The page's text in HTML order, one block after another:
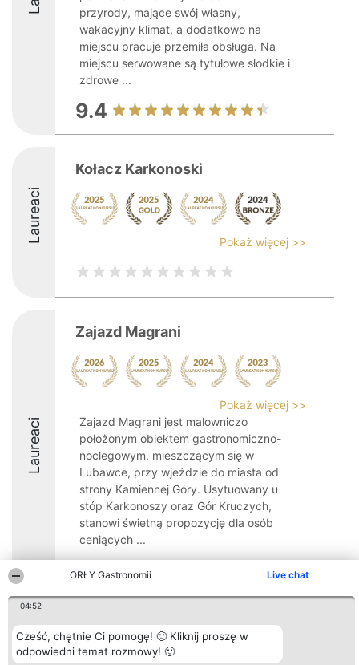
ORŁY Gastronomii Live chat
04:52
Cześć, chętnie Ci pomogę! 🙂 Kliknij proszę w
odpowiedni temat rozmowy! 🙂
przyrody, mające swój własny,
wakacyjny klimat, a dodatkowo na
miejscu pracuje przemiła obsługa. Na
miejscu serwowane są tytułowe słodkie i
zdrowe ...
9.4
Laureaci
Kołacz Karkonoski
Pokaż więcej >>
Laureaci
Zajazd Magrani
Pokaż więcej >>
Zajazd Magrani jest malowniczo
położonym obiektem gastronomiczno-
noclegowym, mieszczącym się w
Lubawce, przy wjeździe do miasta od
strony Kamiennej Góry. Usytuowany u
stóp Karkonoszy oraz Gór Kruczych,
stanowi świetną propozycję dla osób
ceniących ...
8.7
Organizator plebiscytu
Bright Side Solutions sp. z o.
o. sp. k.
ul. Ruska 22
Plebiscyt
Laureaci
Lista
wszystkich
Kontakt
Kontakt